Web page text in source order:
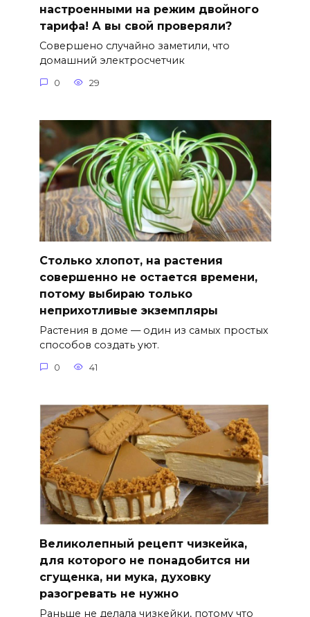
настроенными на режим двойного
тарифа! А вы свой проверяли?
Совершено случайно заметили, что
домашний электросчетчик
0 29
Столько хлопот, на растения
совершенно не остается времени,
потому выбираю только
неприхотливые экземпляры
Растения в доме — один из самых простых
способов создать уют.
0 41
Великолепный рецепт чизкейка,
для которого не понадобится ни
сгущенка, ни мука, духовку
разогревать не нужно
Раньше не делала чизкейки, потому что